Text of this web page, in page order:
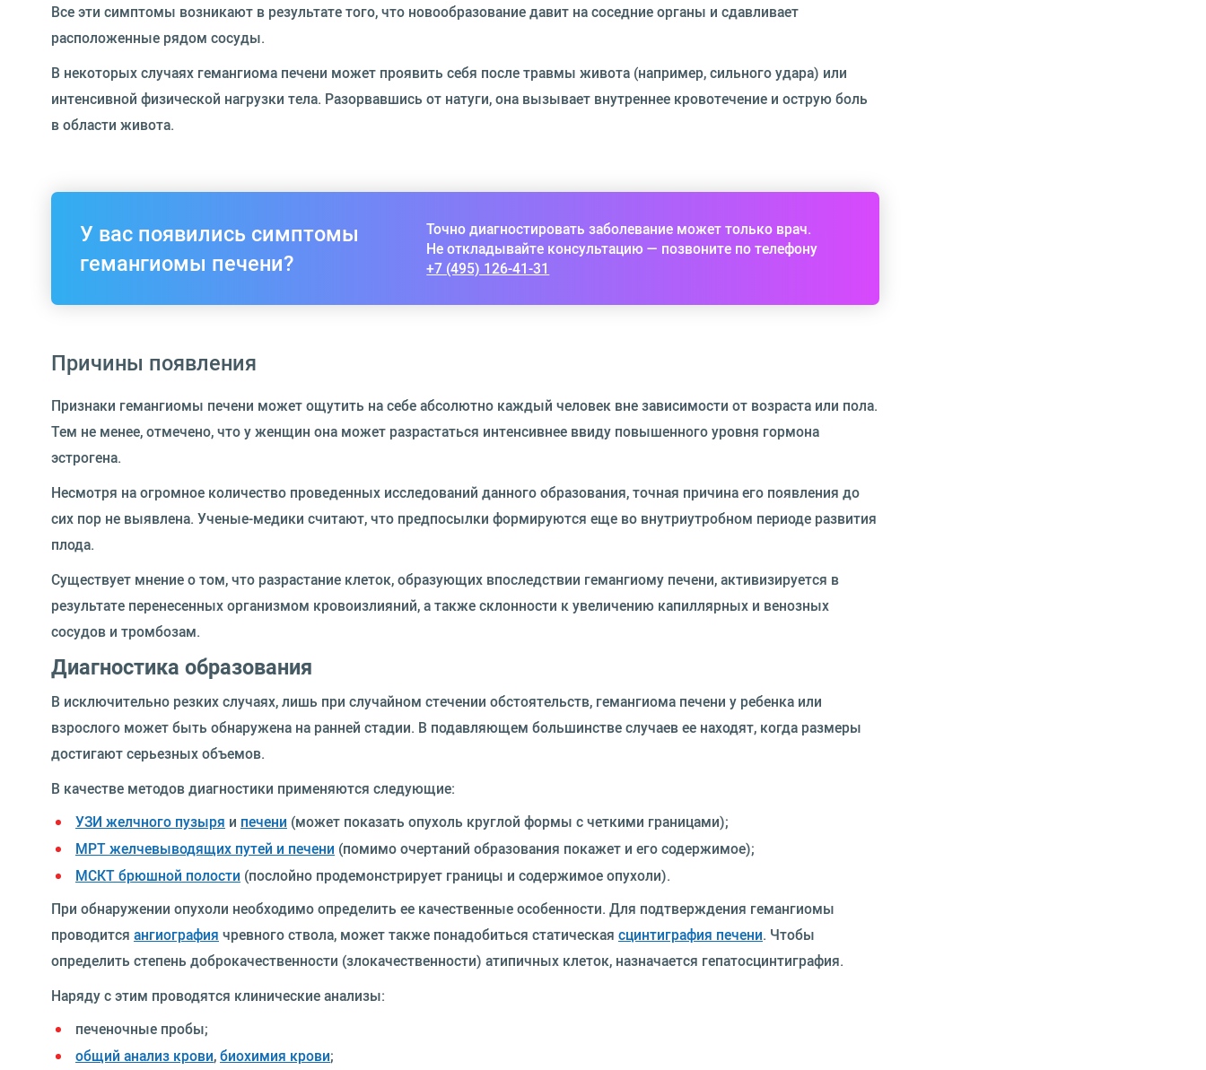
Все эти симптомы возникают в результате того, что новообразование давит на соседние органы и сдавливает
расположенные рядом сосуды.
В некоторых случаях гемангиома печени может проявить себя после травмы живота (например, сильного удара) или
интенсивной физической нагрузки тела. Разорвавшись от натуги, она вызывает внутреннее кровотечение и острую боль
в области живота.
У вас появились симптомы
гемангиомы печени?
Точно диагностировать заболевание может только врач.
Не откладывайте консультацию — позвоните по телефону
+7 (495) 126-41-31
Причины появления
Признаки гемангиомы печени может ощутить на себе абсолютно каждый человек вне зависимости от возраста или пола.
Тем не менее, отмечено, что у женщин она может разрастаться интенсивнее ввиду повышенного уровня гормона
эстрогена.
Несмотря на огромное количество проведенных исследований данного образования, точная причина его появления до
сих пор не выявлена. Ученые-медики считают, что предпосылки формируются еще во внутриутробном периоде развития
плода.
Существует мнение о том, что разрастание клеток, образующих впоследствии гемангиому печени, активизируется в
результате перенесенных организмом кровоизлияний, а также склонности к увеличению капиллярных и венозных
сосудов и тромбозам.
Диагностика образования
В исключительно резких случаях, лишь при случайном стечении обстоятельств, гемангиома печени у ребенка или
взрослого может быть обнаружена на ранней стадии. В подавляющем большинстве случаев ее находят, когда размеры
достигают серьезных объемов.
В качестве методов диагностики применяются следующие:
УЗИ желчного пузыря и печени (может показать опухоль круглой формы с четкими границами);
МРТ желчевыводящих путей и печени (помимо очертаний образования покажет и его содержимое);
МСКТ брюшной полости (послойно продемонстрирует границы и содержимое опухоли).
При обнаружении опухоли необходимо определить ее качественные особенности. Для подтверждения гемангиомы
проводится ангиография чревного ствола, может также понадобиться статическая сцинтиграфия печени. Чтобы
определить степень доброкачественности (злокачественности) атипичных клеток, назначается гепатосцинтиграфия.
Наряду с этим проводятся клинические анализы:
печеночные пробы;
общий анализ крови,биохимия крови;